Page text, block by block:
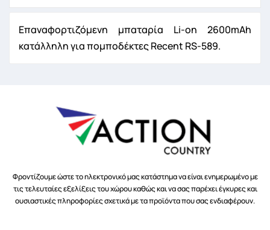
Επαναφορτιζόμενη μπαταρία Li-on 2600mAh
κατάλληλη για πομποδέκτες Recent RS-589.
Φροντίζουμε ώστε το ηλεκτρονικό μας κατάστημα να είναι ενημερωμένο με
τις τελευταίες εξελίξεις του χώρου καθώς και να σας παρέχει έγκυρες και
ουσιαστικές πληροφορίες σχετικά με τα προϊόντα που σας ενδιαφέρουν.